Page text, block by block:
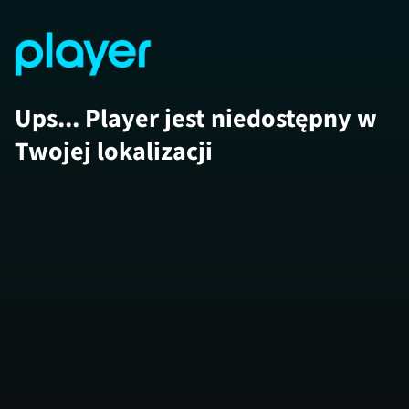
Ups... Player jest niedostępny w
Twojej lokalizacji